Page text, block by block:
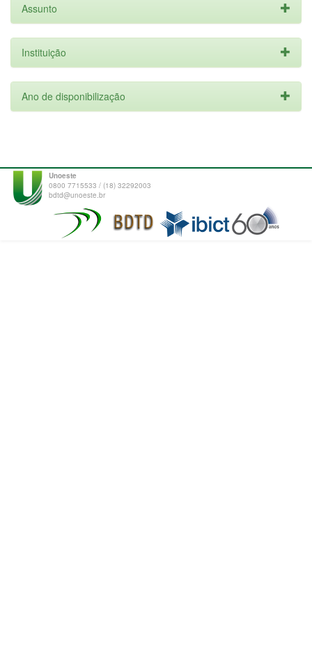
Assunto
Instituição
Ano de disponibilização
Unoeste
0800 7715533 / (18) 32292003
bdtd@unoeste.br